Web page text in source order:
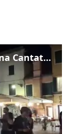
Venezia omaggia Guccini con una Cantata Anarchica in campo Santa Margherita